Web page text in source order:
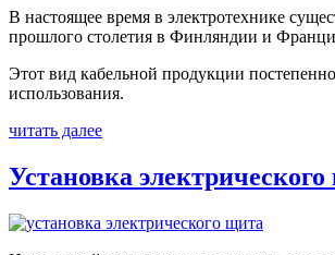
В настоящее время в электротехнике
прошлого столетия в Финляндии и
Этот вид кабельной продукции
использования.
читать далее
Установка